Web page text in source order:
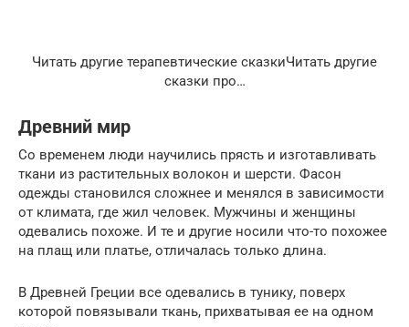
Читать другие терапевтические сказкиЧитать другие
сказки про…
Древний мир
Со временем люди научились прясть и изготавливать
ткани из растительных волокон и шерсти. Фасон
одежды становился сложнее и менялся в зависимости
от климата, где жил человек. Мужчины и женщины
одевались похоже. И те и другие носили что-то похожее
на плащ или платье, отличалась только длина.
В Древней Греции все одевались в тунику, поверх
которой повязывали ткань, прихватывая ее на одном